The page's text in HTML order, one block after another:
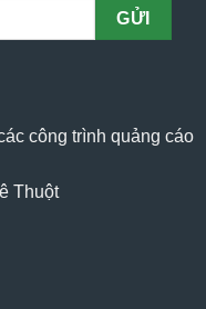
công trình quảng cáo
Thuột